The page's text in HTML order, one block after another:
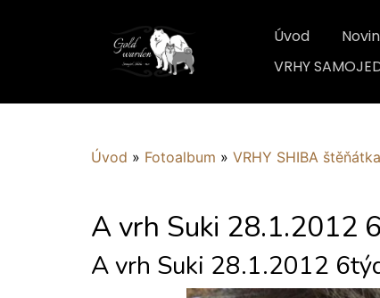
Úvod
VRHY
Úvod » Fotoalbum » VRHY SHIBA štěňátka
A vrh Suki 28.1.2012
A vrh Suki 28.1.2012